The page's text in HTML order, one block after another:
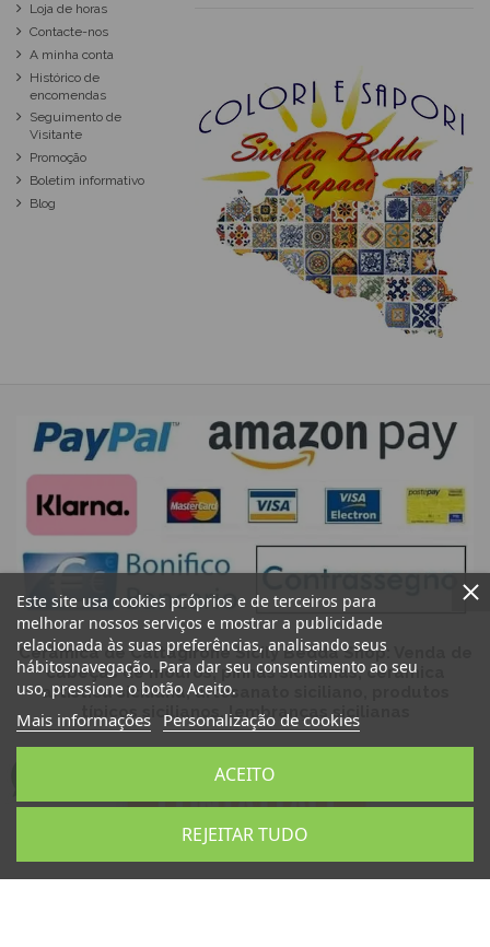
Este site usa cookies próprios e de terceiros para
melhorar nossos serviços e mostrar a publicidade
relacionada às suas preferências, analisando seus
hábitosnavegação. Para dar seu consentimento ao seu
uso, pressione o botão Aceito.
Mais informações Personalização de cookies
REJEITAR TUDO
ACEITO
Loja de horas
Contacte-nos
A minha conta
Histórico de
encomendas
Seguimento de
Visitante
Promoção
Boletim informativo
Blog
Cerâmica de Caltagirone Sicily Bedda Shop: Venda de
cabeças de mouros, pinhas sicilianas, cerâmica
artística siciliana, artesanato siciliano, produtos
típicos sicilianos, lembranças sicilianas